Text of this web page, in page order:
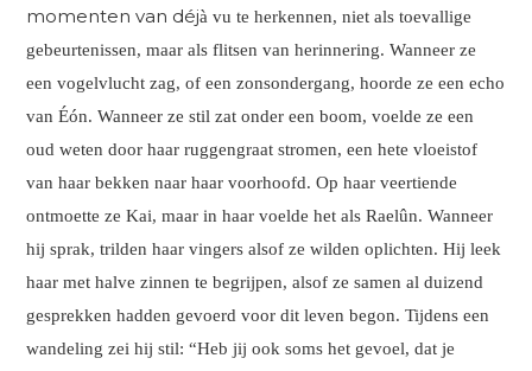
momenten van déjà vu te herkennen, niet als toevallige
gebeurtenissen, maar als flitsen van herinnering. Wanneer ze
een vogelvlucht zag, of een zonsondergang, hoorde ze een echo
van Éón. Wanneer ze stil zat onder een boom, voelde ze een
oud weten door haar ruggengraat stromen, een hete vloeistof
van haar bekken naar haar voorhoofd. Op haar veertiende
ontmoette ze Kai, maar in haar voelde het als Raelûn. Wanneer
hij sprak, trilden haar vingers alsof ze wilden oplichten. Hij leek
haar met halve zinnen te begrijpen, alsof ze samen al duizend
gesprekken hadden gevoerd voor dit leven begon. Tijdens een
wandeling zei hij stil: “Heb jij ook soms het gevoel, dat je